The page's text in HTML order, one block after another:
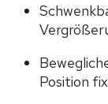
Position